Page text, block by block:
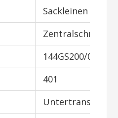
Sackleinen
144GS200/080
401
Untertransport